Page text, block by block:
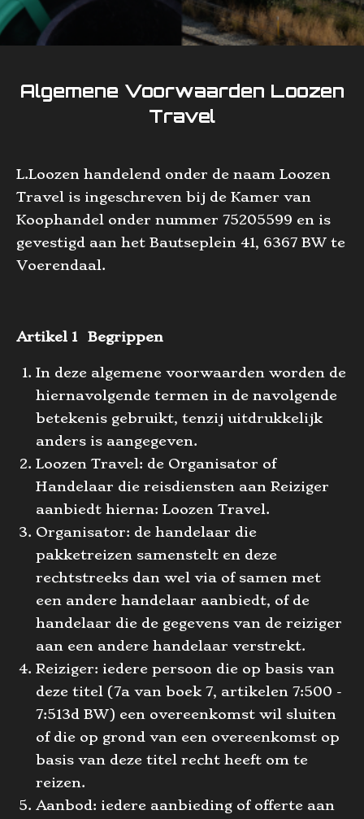
Algemene Voorwaarden Loozen
Travel
L.Loozen handelend onder de naam Loozen
Travel is ingeschreven bij de Kamer van
Koophandel onder nummer 75205599 en is
gevestigd aan het Bautseplein 41, 6367 BW te
Voerendaal.
Artikel 1 Begrippen
In deze algemene voorwaarden worden de
hiernavolgende termen in de navolgende
betekenis gebruikt, tenzij uitdrukkelijk
anders is aangegeven.
Loozen Travel: de Organisator of
Handelaar die reisdiensten aan Reiziger
aanbiedt hierna: Loozen Travel.
Organisator: de handelaar die
pakketreizen samenstelt en deze
rechtstreeks dan wel via of samen met
een andere handelaar aanbiedt, of de
handelaar die de gegevens van de reiziger
aan een andere handelaar verstrekt.
Reiziger: iedere persoon die op basis van
deze titel (7a van boek 7, artikelen 7:500 -
7:513d BW) een overeenkomst wil sluiten
of die op grond van een overeenkomst op
basis van deze titel recht heeft om te
reizen.
Aanbod: iedere aanbieding of offerte aan